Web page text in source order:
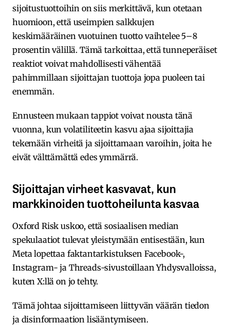
sijoitustuottoihin on siis merkittävä, kun otetaan
huomioon, että useimpien salkkujen
keskimääräinen vuotuinen tuotto vaihtelee 5–8
prosentin välillä. Tämä tarkoittaa, että tunneperäiset
reaktiot voivat mahdollisesti vähentää
pahimmillaan sijoittajan tuottoja jopa puoleen tai
enemmän.
Ennusteen mukaan tappiot voivat nousta tänä
vuonna, kun volatiliteetin kasvu ajaa sijoittajia
tekemään virheitä ja sijoittamaan varoihin, joita he
eivät välttämättä edes ymmärrä.
Sijoittajan virheet kasvavat, kun
markkinoiden tuottoheilunta kasvaa
Oxford Risk uskoo, että sosiaalisen median
spekulaatiot tulevat yleistymään entisestään, kun
Meta lopettaa faktantarkistuksen Facebook-,
Instagram- ja Threads-sivustoillaan Yhdysvalloissa,
kuten X:llä on jo tehty.
Tämä johtaa sijoittamiseen liittyvän väärän tiedon
ja disinformaation lisääntymiseen.